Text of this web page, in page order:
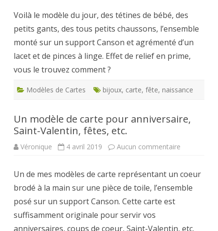
carte
pour
et
Voilà le modèle du jour, des tétines de bébé, des
petits gants, des tous petits chaussons, l’ensemble
monté sur un support Canson et agrémenté d’un
lacet et de pinces à linge. Effet de relief en prime,
vous le trouvez comment ?
Modèles de Cartes bijoux, carte, fête, naissance
Un modèle de carte pour anniversaire,
Saint-Valentin, fêtes, etc.
Véronique 4 avril 2019 Aucun commentaire
carte
Un de mes modèles de carte représentant un coeur
brodé à la main sur une pièce de toile, l’ensemble
posé sur un support Canson. Cette carte est
suffisamment originale pour servir vos
anniversaires, coups de coeur, Saint-Valentin, etc.